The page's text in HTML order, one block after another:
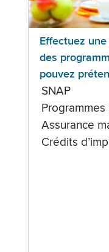
Effectuez
des
pouvez
SNAP
Programmes
Assurance
Crédits